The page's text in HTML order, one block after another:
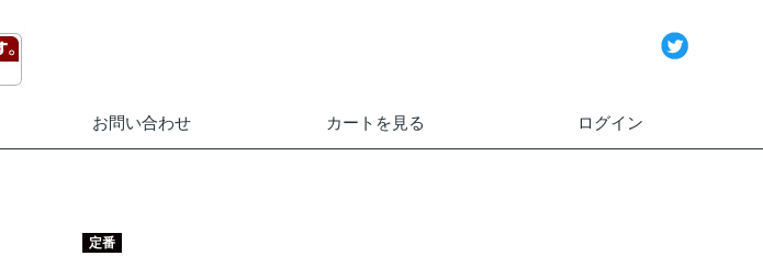
お問い合わせ カートを見る ログイン
定番